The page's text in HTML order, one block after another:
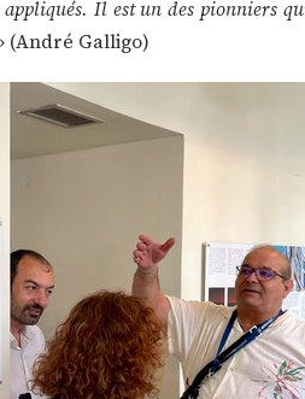
Il est un des pionniers
(André Galligo)